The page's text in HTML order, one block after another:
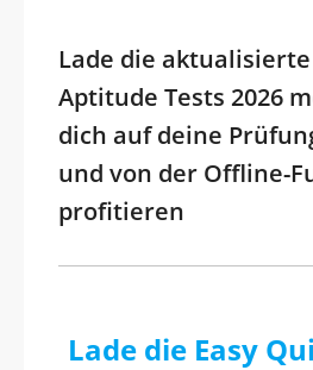
Lade die
Aptitude Tests 2026
dich auf deine
und von der Offline-
profitieren
Lade die Easy